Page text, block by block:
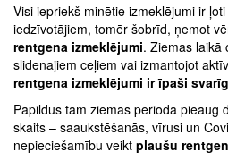
Visi iepriekš minētie izmeklējumi ir
iedzīvotājiem, tomēr šobrīd, ņemot
rentgena izmeklējumi. Ziemas laikā
slidenajiem ceļiem vai izmantojot
rentgena izmeklējumi ir īpaši
Papildus tam ziemas periodā pieaug
skaits – saaukstēšanās, vīrusi un
nepieciešamību veikt plaušu